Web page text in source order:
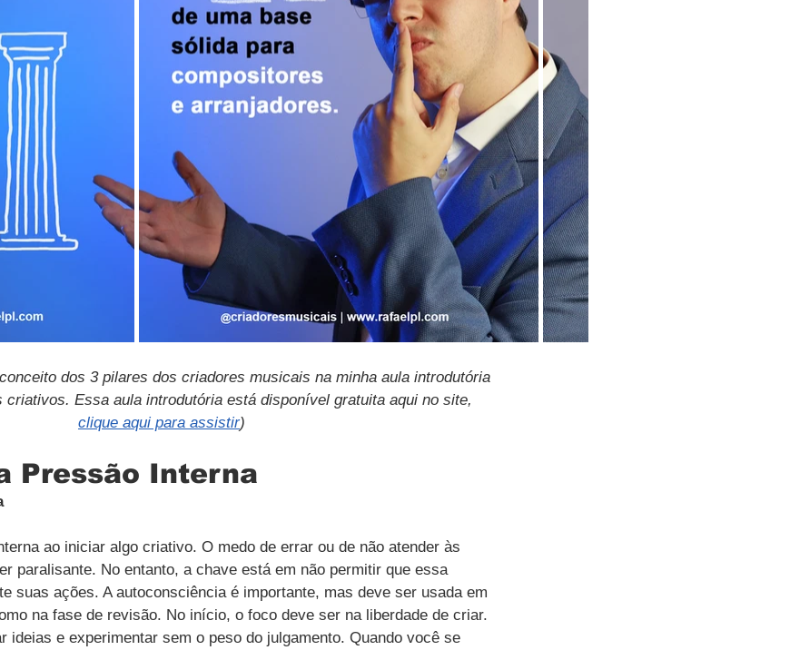
dos 3 pilares dos criadores musicais na minha aula introdutória
criativos. Essa aula introdutória está disponível gratuita aqui no site,
clique aqui para assistir)
Pressão Interna
ao iniciar algo criativo. O medo de errar ou de não atender às
paralisante. No entanto, a chave está em não permitir que essa
suas ações. A autoconsciência é importante, mas deve ser usada em
na fase de revisão. No início, o foco deve ser na liberdade de criar.
ideias e experimentar sem o peso do julgamento. Quando você se